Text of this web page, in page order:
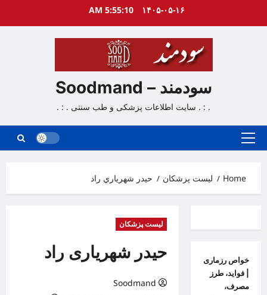
۱۴۰۵-۰۵-۱۶ 5:55:11 AM
سودمند – Soodmand
. : . سایت اطلاعات پزشکی و طب سنتی . : .
Primary
Home
لیست پزشکان حيدر شهرياري راد
لیست پزشکان
حیدر شهریاری راد
Soodmand
خواص رزماری
| فواید، طرز
مصرف،